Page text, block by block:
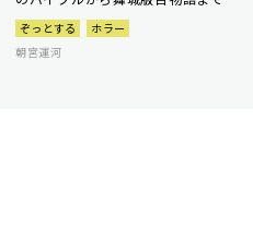
ぞっとする
ホラー
朝宮運河